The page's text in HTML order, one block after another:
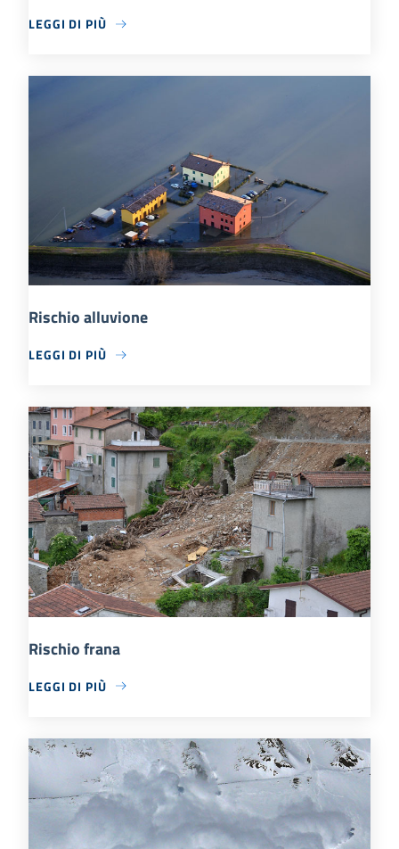
LEGGI DI PIÙ
Rischio alluvione
LEGGI DI PIÙ
Rischio frana
LEGGI DI PIÙ